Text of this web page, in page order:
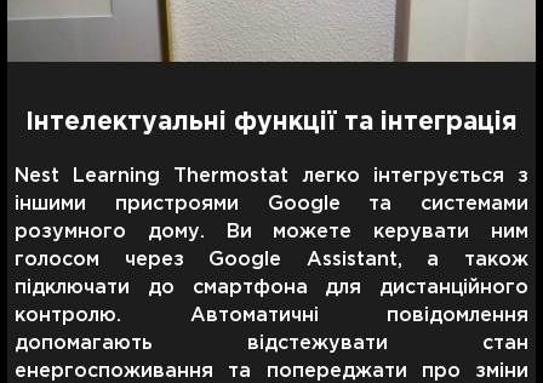
Інтелектуальні функції та інтеграція
Nest Learning Thermostat легко інтегрується з
іншими пристроями Google та системами
розумного дому. Ви можете керувати ним
голосом через Google Assistant, а також
підключати до смартфона для дистанційного
контролю. Автоматичні повідомлення
допомагають відстежувати стан
енергоспоживання та попереджати про зміни